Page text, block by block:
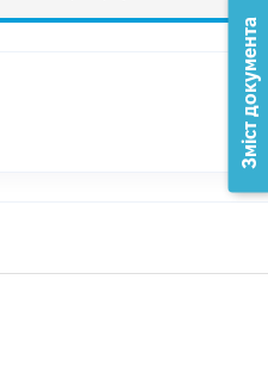
Зміст документа